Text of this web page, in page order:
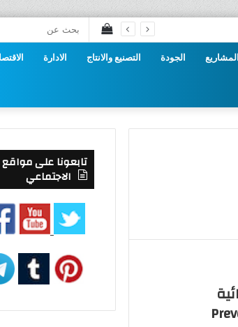
إستعراض
سلة
الجودة التصنيع والانتاج الادارة
تابعونا على
الاجتماعي